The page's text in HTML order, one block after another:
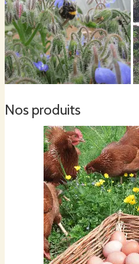
Ensuite, à la fin de la saison, nos
vidés des cultures et faire un petit
Et enfin, comme à la Ferme du Pré de
abîmés où invendables
Nos produits